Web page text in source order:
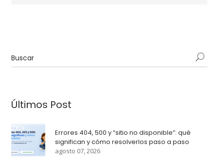
Últimos Post
Errores 404, 500 y “sitio no disponible”: qué
significan y cómo resolverlos paso a paso
agosto 07, 2026